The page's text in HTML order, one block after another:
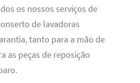
os nossos serviços de
de lavadoras
tanto para a mão de
as peças de reposição